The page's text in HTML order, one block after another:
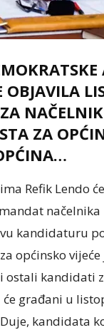
OBJAVILA
ZA
Refik Lendo
načelnika
kandidaturu
općinsko vijeće
ostali kandidati
će građani u
kandidata